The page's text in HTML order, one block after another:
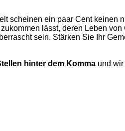
scheinen ein paar Cent keinen
lässt, deren Leben von
sein. Stärken Sie Ihr
hinter dem Komma und